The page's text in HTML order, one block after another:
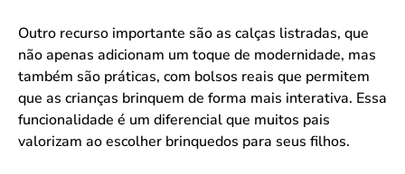
Outro recurso importante são as calças listradas, que
não apenas adicionam um toque de modernidade, mas
também são práticas, com bolsos reais que permitem
que as crianças brinquem de forma mais interativa. Essa
funcionalidade é um diferencial que muitos pais
valorizam ao escolher brinquedos para seus filhos.